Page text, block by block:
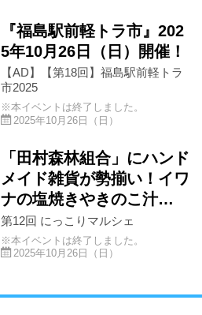
『福島駅前軽トラ市』202
5年10月26日（日）開催！
【AD】【第18回】福島駅前軽トラ
市2025
※本イベントは終了しました。
2025年10月26日（日）
「田村森林組合」にハンド
メイド雑貨が勢揃い！イワ
ナの塩焼きやきのこ汁…
第12回 にっこりマルシェ
※本イベントは終了しました。
2025年10月26日（日）